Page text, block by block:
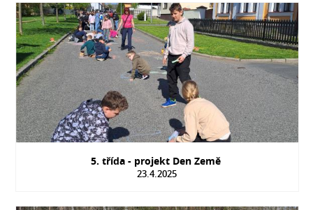
5. třída - projekt Den Země
23.4.2025